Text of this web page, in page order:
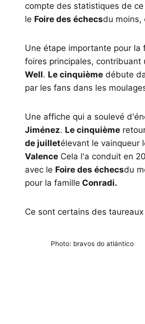
compte des statistiques de
le Foire des échecsdu moins,
Une étape importante pour la
foires principales, contribuant
Well. Le cinquième débute
par les fans dans les
Une affiche qui a soulevé
Jiménez. Le cinquième
de juilletélevant le vainqueur
Valence Cela l'a conduit en
avec le Foire des échecsdu
pour la famille Conradi.
Ce sont certains des
Photo: bravos do atlántico